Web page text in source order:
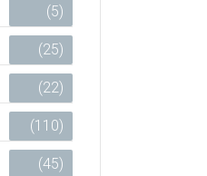
(5)
(25)
(22)
(110)
(45)